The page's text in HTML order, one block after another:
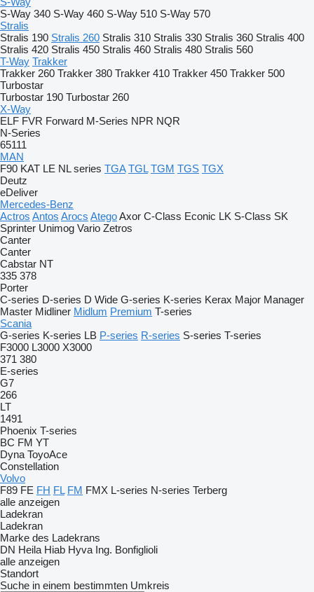
S-Way 340 S-Way 460 S-Way 510 S-Way 570
Stralis
Stralis 190 Stralis 260 Stralis 310 Stralis 330 Stralis 360 Stralis 400
Stralis 420 Stralis 450 Stralis 460 Stralis 480 Stralis 560
T-Way Trakker
Trakker 260 Trakker 380 Trakker 410 Trakker 450 Trakker 500
Turbostar
Turbostar 190 Turbostar 260
X-Way
ELF FVR Forward M-Series NPR NQR
N-Series
65111
MAN
F90 KAT LE NL series TGA TGL TGM TGS TGX
Deutz
eDeliver
Mercedes-Benz
Actros Antos Arocs AtegoAxor C-Class Econic LK S-Class SK
Sprinter Unimog Vario Zetros
Canter
Canter
Cabstar NT
335 378
Porter
C-series D-series D Wide G-series K-series Kerax Major Manager
Master Midliner Midlum Premium T-series
Scania
G-series K-series LB P-series R-series S-series T-series
F3000 L3000 X3000
371 380
E-series
G7
266
LT
1491
Phoenix T-series
BC FM YT
Dyna ToyoAce
Constellation
Volvo
F89 FE FH FL FM FMX L-series N-series Terberg
alle anzeigen
Ladekran
Ladekran
Marke des Ladekrans
DN Heila Hiab Hyva Ing. Bonfiglioli
alle anzeigen
Standort
Suche in einem bestimmten Umkreis